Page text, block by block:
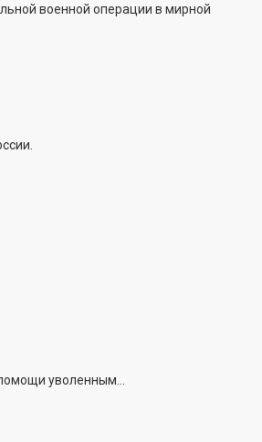
военной операции в мирной
уволенным...